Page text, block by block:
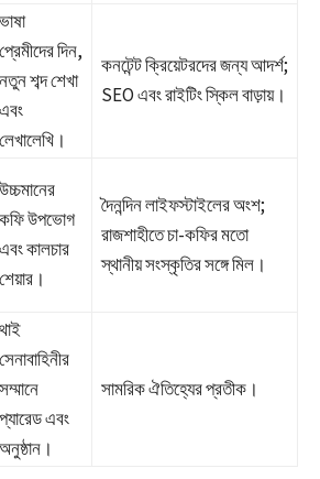
ভাষা
প্রেমীদের দিন,
নতুন শব্দ শেখা
এবং
লেখালেখি।
কনটেন্ট ক্রিয়েটরদের জন্য আদর্শ;
SEO এবং রাইটিং স্কিল বাড়ায়।
উচ্চমানের
কফি উপভোগ
এবং কালচার
শেয়ার।
দৈনন্দিন লাইফস্টাইলের অংশ;
রাজশাহীতে চা-কফির মতো
স্থানীয় সংস্কৃতির সঙ্গে মিল।
থাই
সেনাবাহিনীর
সম্মানে
প্যারেড এবং
অনুষ্ঠান।
সামরিক ঐতিহ্যের প্রতীক।